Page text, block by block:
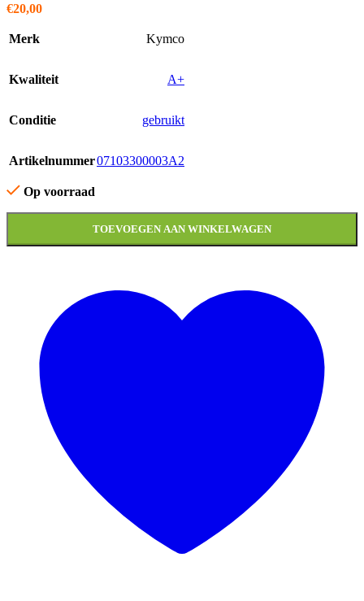
€20,00
Merk Kymco
Kwaliteit A+
Conditie gebruikt
Artikelnummer07103300003A2
Op voorraad
TOEVOEGEN AAN WINKELWAGEN